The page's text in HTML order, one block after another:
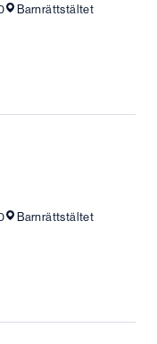
Barnrättstältet
Barnrättstältet